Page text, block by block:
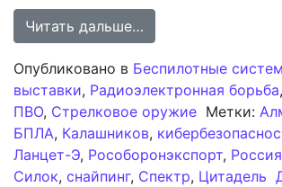
Читать дальше…
Опубликовано в Беспилотные
выставки, Радиоэлектронная борьба,
ПВО, Стрелковое оружие Метки:
БПЛА, Калашников,
Ланцет-Э, Рособоронэкспорт, Россия
Силок, снайпинг, Спектр, Цитадель